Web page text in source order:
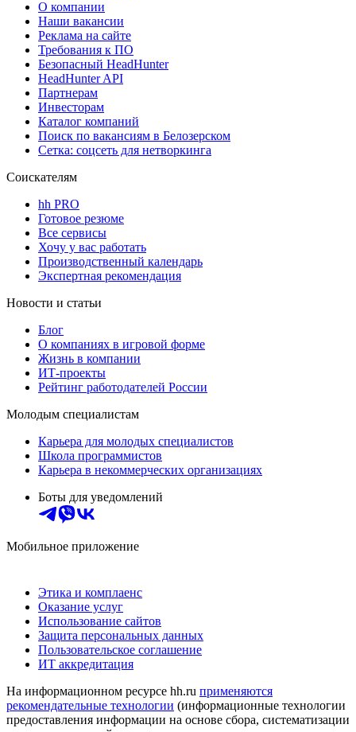
О компании
Наши вакансии
Реклама на сайте
Требования к ПО
Безопасный HeadHunter
HeadHunter API
Партнерам
Инвесторам
Каталог компаний
Поиск по вакансиям в Белозерском
Сетка: соцсеть для нетворкинга
Соискателям
hh PRO
Готовое резюме
Все сервисы
Хочу у вас работать
Производственный календарь
Экспертная рекомендация
Новости и статьи
Блог
О компаниях в игровой форме
Жизнь в компании
ИТ-проекты
Рейтинг работодателей России
Молодым специалистам
Карьера для молодых специалистов
Школа программистов
Карьера в некоммерческих организациях
Боты для уведомлений
Мобильное приложение
Этика и комплаенс
Оказание услуг
Использование сайтов
Защита персональных данных
Пользовательское соглашение
ИТ аккредитация
На информационном ресурсе hh.ru применяются
рекомендательные технологии (информационные технологии
предоставления информации на основе сбора, систематизации